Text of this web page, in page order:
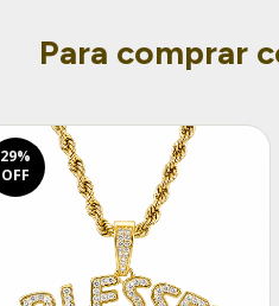
Para comprar
29%
OFF